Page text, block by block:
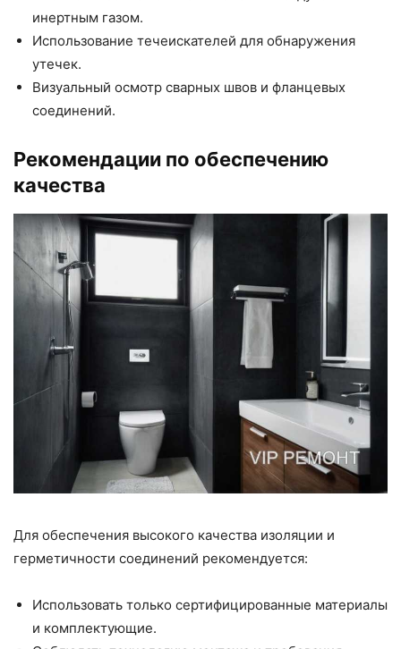
инертным газом.
Использование течеискателей для обнаружения
утечек.
Визуальный осмотр сварных швов и фланцевых
соединений.
Рекомендации по обеспечению
качества
Для обеспечения высокого качества изоляции и
герметичности соединений рекомендуется:
Использовать только сертифицированные материалы
и комплектующие.